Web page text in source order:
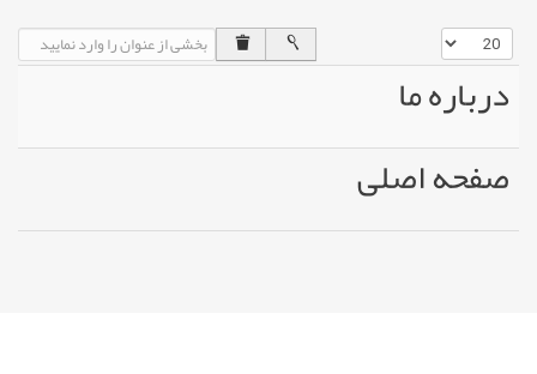
بخشی از عنوان را وارد نمایید نمایش #
درباره ما
صفحه اصلی